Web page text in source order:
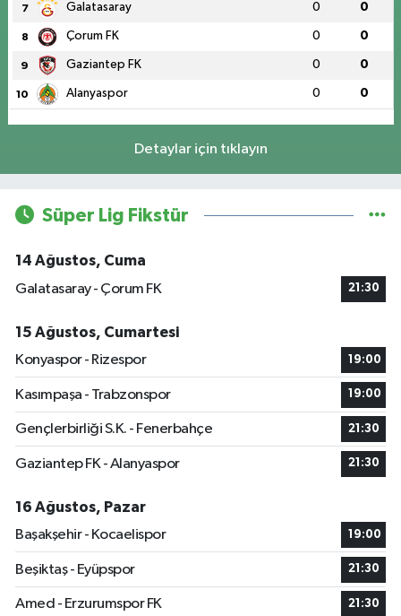
7 Galatasaray 0 0
8 Çorum FK 0 0
9 Gaziantep FK 0 0
10 Alanyaspor 0 0
Detaylar için tıklayın
Süper Lig Fikstür
14 Ağustos, Cuma
Galatasaray - Çorum FK
21:30
15 Ağustos, Cumartesi
Konyaspor - Rizespor
19:00
Kasımpaşa - Trabzonspor 19:00
Gençlerbirliği S.K. - Fenerbahçe 21:30
Gaziantep FK - Alanyaspor 21:30
16 Ağustos, Pazar
Başakşehir - Kocaelispor
19:00
Beşiktaş - Eyüpspor 21:30
Amed - Erzurumspor FK 21:30